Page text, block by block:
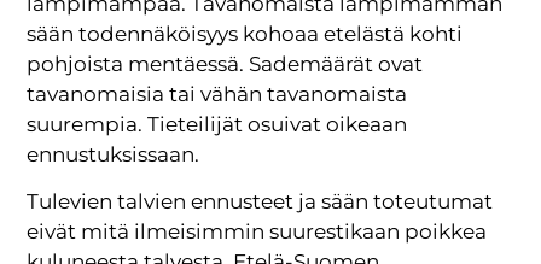
sään todennäköisyys kohoaa etelästä kohti
pohjoista mentäessä. Sademäärät ovat
tavanomaisia tai vähän tavanomaista
suurempia. Tieteilijät osuivat oikeaan
ennustuksissaan.
Tulevien talvien ennusteet ja sään toteutumat
eivät mitä ilmeisimmin suurestikaan poikkea